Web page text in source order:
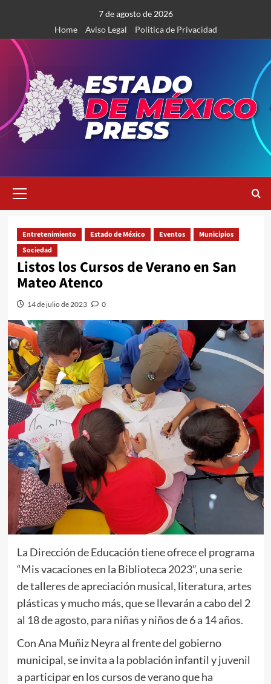
contenido
7 de agosto de 2026
Home
Aviso Legal Politica de Privacidad
primario
Entretenimiento Estado de México Eventos
Municipios
Sociedad
Listos los Cursos de Verano en San
Mateo Atenco
14 de julio de 2023 0
La Dirección de Educación tiene ofrece el programa
“Mis vacaciones en la Biblioteca 2023”, una serie
de talleres de apreciación musical, literatura, artes
plásticas y mucho más, que se llevarán a cabo del 2
al 18 de agosto, para niñas y niños de 6 a 14 años.
Con Ana Muñiz Neyra al frente del gobierno
municipal, se invita a la población infantil y juvenil
a participar en los cursos de verano que ha